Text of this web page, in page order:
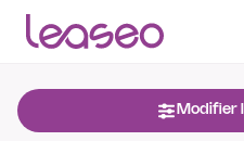
Modifier